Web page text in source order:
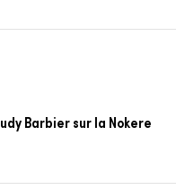
Barbier sur la Nokere